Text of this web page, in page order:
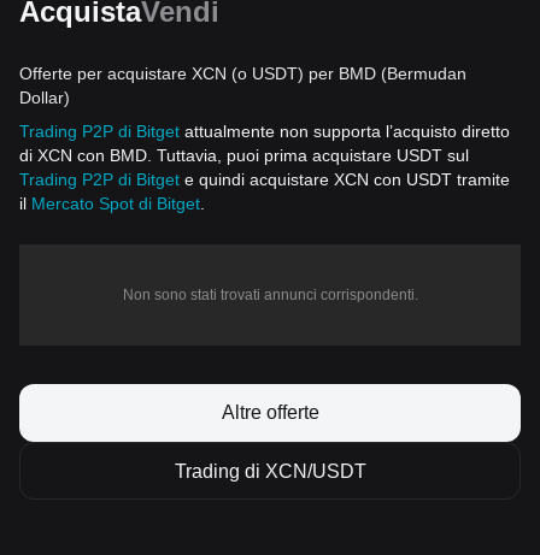
AcquistaVendi
Offerte per acquistare XCN (o USDT) per BMD (Bermudan
Dollar)
Trading P2P di Bitget attualmente non supporta l’acquisto diretto
di XCN con BMD. Tuttavia, puoi prima acquistare USDT sul
Trading P2P di Bitget e quindi acquistare XCN con USDT tramite
il Mercato Spot di Bitget
Non sono stati trovati annunci corrispondenti.
Altre offerte
Trading di XCN/USDT